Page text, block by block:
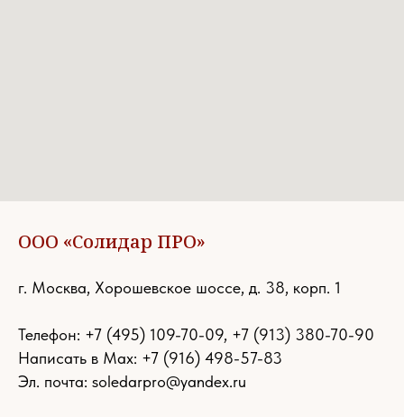
ООО «Солидар ПРО»
г. Москва, Хорошевское шоссе, д. 38, корп. 1
Телефон: +7 (495) 109-70-09, +7 (913) 380-70-90
Написать в Max: +7 (916) 498-57-83
Эл. почта: soledarpro@yandex.ru